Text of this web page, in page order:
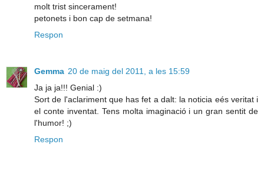
molt trist sincerament!
petonets i bon cap de setmana!
Respon
Gemma 20 de maig del 2011, a les 15:59
Ja ja ja!!! Genial :)
Sort de l'aclariment que has fet a dalt: la noticia eés veritat i
el conte inventat. Tens molta imaginació i un gran sentit de
l'humor! ;)
Respon